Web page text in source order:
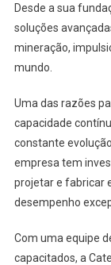
Desde a sua
soluções
mineração,
mundo.
Uma das razões
capacidade
constante
empresa tem
projetar e fabricar
desempenho
Com uma equipe
capacitados, a